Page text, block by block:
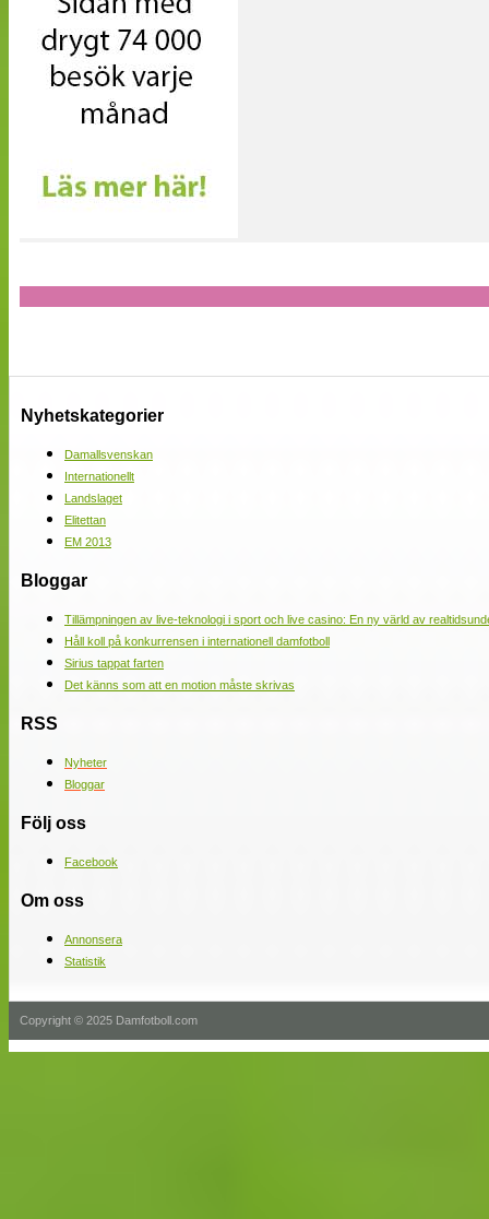
Nyhetskategorier
Damallsvenskan
Internationellt
Landslaget
Elitettan
EM 2013
Bloggar
Tillämpningen av live-teknologi i sport och live casino: En ny värld av
Håll koll på konkurrensen i internationell damfotboll
Sirius tappat farten
Det känns som att en motion måste skrivas
RSS
Nyheter
Bloggar
Följ oss
Facebook
Om oss
Annonsera
Statistik
Copyright © 2025 Damfotboll.com